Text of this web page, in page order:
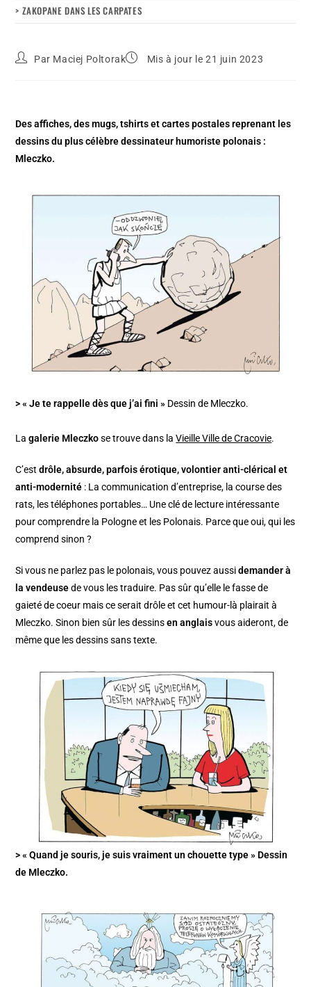
> ZAKOPANE DANS LES CARPATES
Par Maciej Poltorak Mis à jour le 21 juin 2023
Des affiches, des mugs, tshirts et cartes postales reprenant les
dessins du plus célèbre dessinateur humoriste polonais :
Mleczko.
> « Je te rappelle dès que j’ai fini » Dessin de Mleczko.
Lagalerie Mleczkose trouve dans laVieille Ville de Cracovie.
C’estdrôle, absurde, parfois érotique, volontier anti-clérical et
anti-modernité : La communication d’entreprise, la course des
rats, les téléphones portables… Une clé de lecture intéressante
pour comprendre la Pologne et les Polonais. Parce que oui, qui les
comprend sinon ?
Si vous ne parlez pas le polonais, vous pouvez aussidemander à
la vendeusede vous les traduire. Pas sûr qu’elle le fasse de
gaieté de coeur mais ce serait drôle et cet humour-là plairait à
Mleczko. Sinon bien sûr les dessinsen anglaisvous aideront, de
même que les dessins sans texte.
> « Quand je souris, je suis vraiment un chouette type » Dessin
de Mleczko.